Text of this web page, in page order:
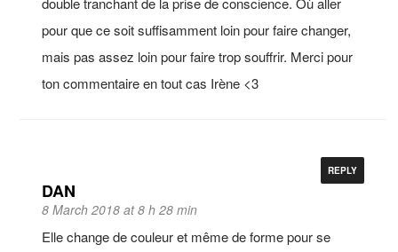
pour que ce soit suffisamment loin pour faire changer,
mais pas assez loin pour faire trop souffrir. Merci pour
ton commentaire en tout cas Irène <3
DAN
8 March 2018 at 8 h 28 min
REPLY
Elle change de couleur et même de forme pour se